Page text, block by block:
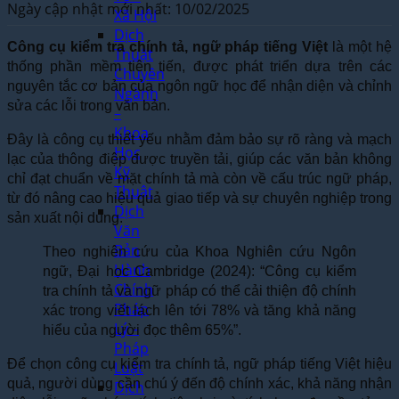
Xã Hội
Dịch
Thuật
Chuyên
Ngành
–
Khoa
Học
Kỹ
Thuật
Dịch
Văn
Bản
Hành
Chính
Pháp
Lý –
Pháp
Luật
Dịch
Ngày cập nhật mới nhất: 10/02/2025
Công cụ kiểm tra chính tả, ngữ pháp tiếng Việt là một hệ
thống phần mềm tiên tiến, được phát triển dựa trên các
nguyên tắc cơ bản của ngôn ngữ học để nhận diện và chỉnh
sửa các lỗi trong văn bản.
Đây là công cụ thiết yếu nhằm đảm bảo sự rõ ràng và mạch
lạc của thông điệp được truyền tải, giúp các văn bản không
chỉ đạt chuẩn về mặt chính tả mà còn về cấu trúc ngữ pháp,
từ đó nâng cao hiệu quả giao tiếp và sự chuyên nghiệp trong
sản xuất nội dung.
Theo nghiên cứu của Khoa Nghiên cứu Ngôn
ngữ, Đại học Cambridge (2024): “Công cụ kiểm
tra chính tả và ngữ pháp có thể cải thiện độ chính
xác trong viết lách lên tới 78% và tăng khả năng
hiểu của người đọc thêm 65%”.
Để chọn công cụ kiểm tra chính tả, ngữ pháp tiếng Việt hiệu
quả, người dùng cần chú ý đến độ chính xác, khả năng nhận